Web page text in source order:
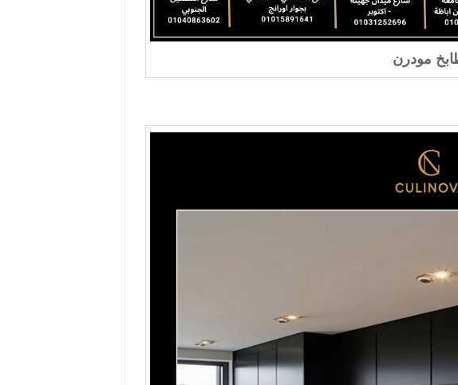
مودرن